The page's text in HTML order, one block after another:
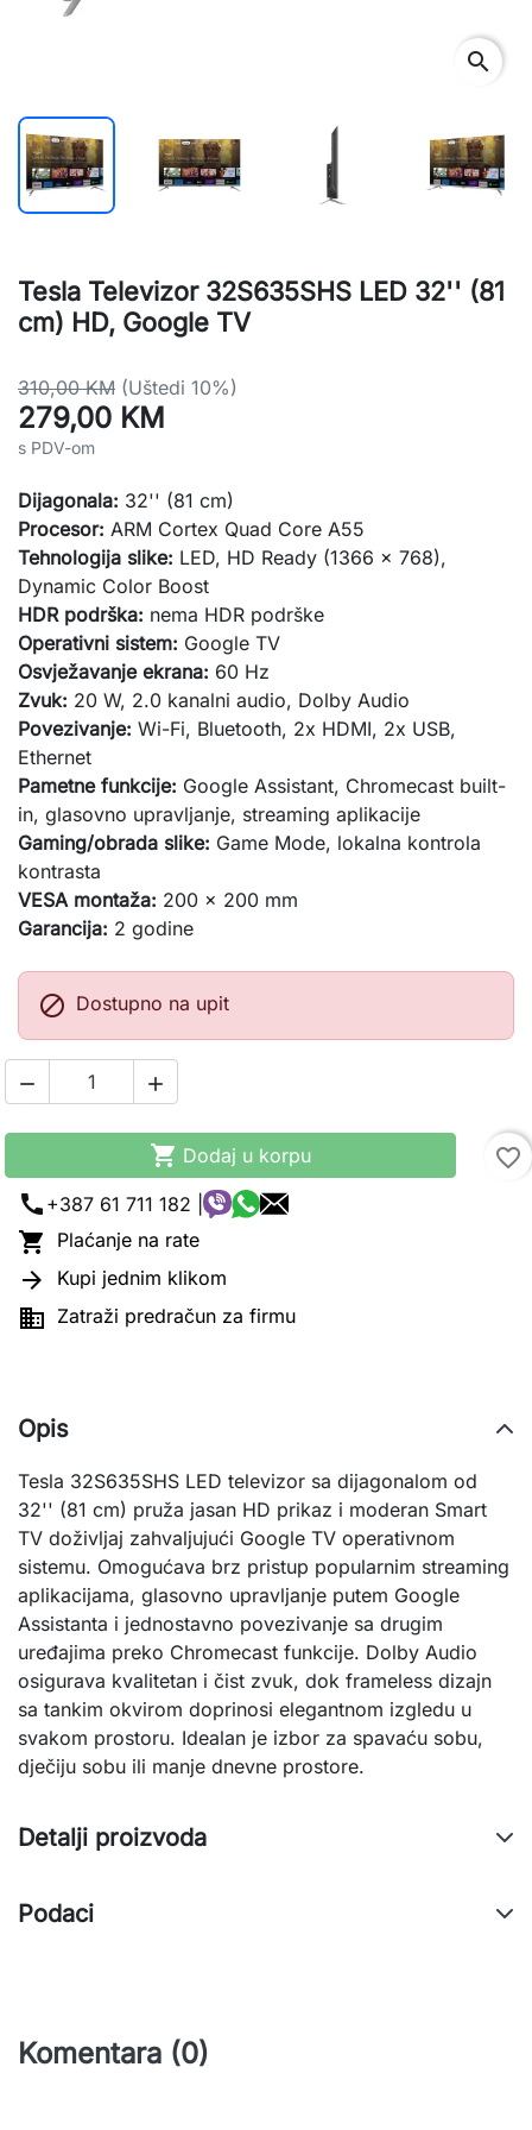
search
Tesla Televizor 32S635SHS LED 32'' (81
cm) HD, Google TV
310,00 KM (Uštedi 10%)
279,00 KM
s PDV-om
Dijagonala: 32'' (81 cm)
Procesor: ARM Cortex Quad Core A55
Tehnologija slike: LED, HD Ready (1366 x 768),
Dynamic Color Boost
HDR podrška: nema HDR podrške
Operativni sistem: Google TV
Osvježavanje ekrana: 60 Hz
Zvuk: 20 W, 2.0 kanalni audio, Dolby Audio
Povezivanje: Wi-Fi, Bluetooth, 2x HDMI, 2x USB,
Ethernet
Pametne funkcije: Google Assistant, Chromecast built-
in, glasovno upravljanje, streaming aplikacije
Gaming/obrada slike: Game Mode, lokalna kontrola
kontrasta
VESA montaža: 200 x 200 mm
Garancija: 2 godine
 Dostupno na upit
 
 Dodaj u korpu
favorite_border
call +387 61 711 182 |
 Plaćanje na rate
 Kupi jednim klikom
 Zatraži predračun za firmu
Opis
Tesla 32S635SHS LED televizor sa dijagonalom od
32'' (81 cm) pruža jasan HD prikaz i moderan Smart
TV doživljaj zahvaljujući Google TV operativnom
sistemu. Omogućava brz pristup popularnim streaming
aplikacijama, glasovno upravljanje putem Google
Assistanta i jednostavno povezivanje sa drugim
uređajima preko Chromecast funkcije. Dolby Audio
osigurava kvalitetan i čist zvuk, dok frameless dizajn
sa tankim okvirom doprinosi elegantnom izgledu u
svakom prostoru. Idealan je izbor za spavaću sobu,
dječiju sobu ili manje dnevne prostore.
Detalji proizvoda
Podaci
Komentara (0)